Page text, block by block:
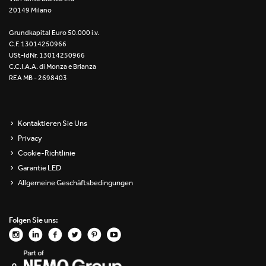
Re Low LED
Roll IOS
Unit 1X
Unit Channel
Unit Round
Yori Evo 48V
Yori Evo Box
20149 Milano
Grundkapital Euro 50.000 i.v.
C.F. 13014250966
USt-IdNr. 13014250966
C.C.I.A.A. di Monza e Brianza
REA MB - 2698403
Kontaktieren Sie Uns
Privacy
Cookie-Richtlinie
Garantie LED
Allgemeine Geschäftsbedingungen
Folgen Sie uns: